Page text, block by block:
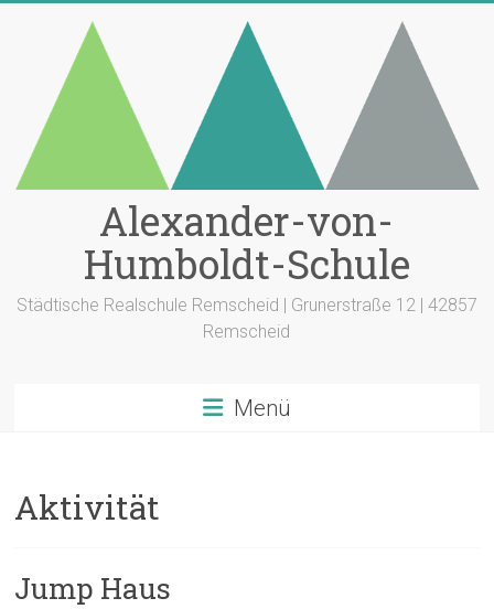
Alexander-von-
Humboldt-Schule
Städtische Realschule Remscheid | Grunerstraße 12 | 42857
Remscheid
Menü
Aktivität
Jump Haus